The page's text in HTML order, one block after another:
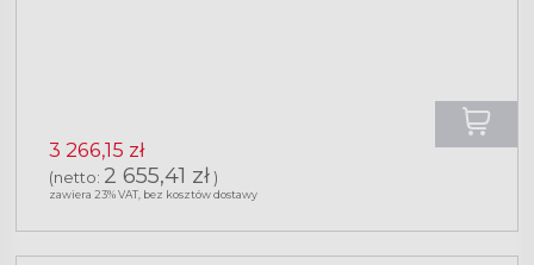
3 266,15 zł
(netto: 2 655,41 zł)
zawiera 23% VAT, bez kosztów dostawy